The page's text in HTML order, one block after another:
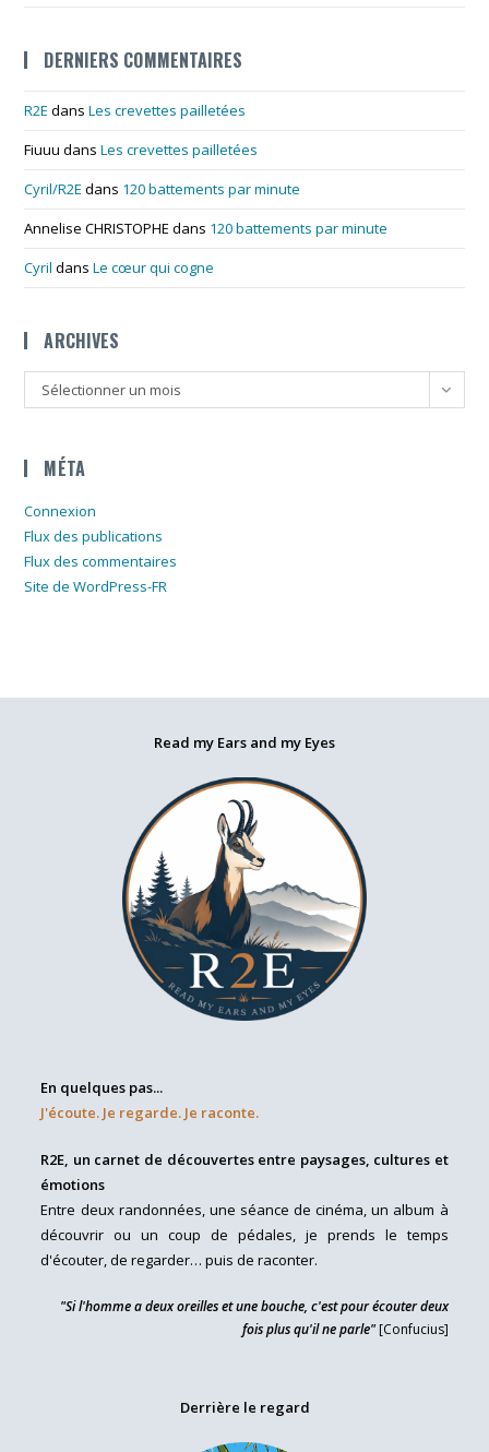
DERNIERS COMMENTAIRES
R2E dansLes crevettes pailletées
Fiuuu dansLes crevettes pailletées
Cyril/R2E dans 120 battements par minute
Annelise CHRISTOPHE dans 120 battements par minute
Cyril dansLe cœur qui cogne
ARCHIVES
Archives
Sélectionner un mois
MÉTA
Connexion
Flux des publications
Flux des commentaires
Site de WordPress-FR
Read my Ears and my Eyes
En quelques pas...
J'écoute. Je regarde. Je raconte.
R2E, un carnet de découvertes entre paysages, cultures et
émotions
Entre deux randonnées, une séance de cinéma, un album à
découvrir ou un coup de pédales, je prends le temps
d'écouter, de regarder… puis de raconter.
"Si l'homme a deux oreilles et une bouche, c'est pour écouter deux
fois plus qu'il ne parle"[Confucius]
Derrière le regard